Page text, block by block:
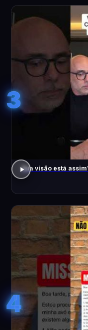
3
Sua visão está
4